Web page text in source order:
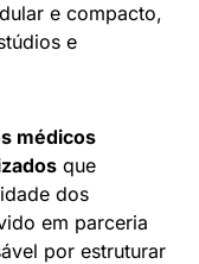
e compacto,
e
médicos
que
dos
em parceria
por estruturar